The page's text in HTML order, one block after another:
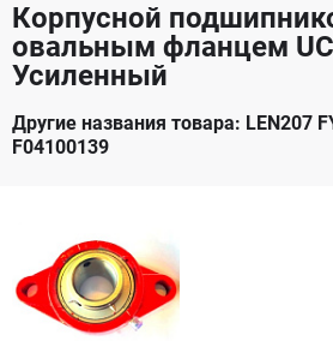
Корпусной
овальным фланцем
Усиленный
Другие названия товара: LEN207
F04100139